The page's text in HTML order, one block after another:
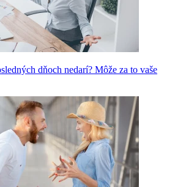
dňoch nedarí? Môže za to vaše